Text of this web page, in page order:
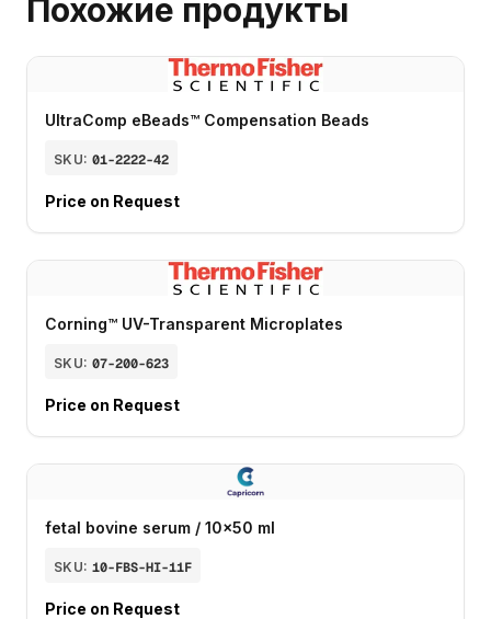
Похожие продукты
UltraComp eBeads™ Compensation Beads
SKU: 01-2222-42
Price on Request
Corning™ UV-Transparent Microplates
SKU: 07-200-623
Price on Request
fetal bovine serum / 10x50 ml
SKU: 10-FBS-HI-11F
Price on Request